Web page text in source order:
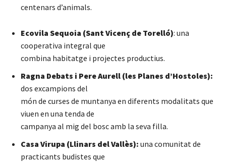
centenars d’animals.
Ecovila Sequoia (Sant Vicenç de Torelló): una
cooperativa integral que
combina habitatge i projectes productius.
Ragna Debats i Pere Aurell (les Planes d’Hostoles):
dos excampions del
món de curses de muntanya en diferents modalitats que
viuen en una tenda de
campanya al mig del bosc amb la seva filla.
Casa Virupa (Llinars del Vallès): una comunitat de
practicants budistes que